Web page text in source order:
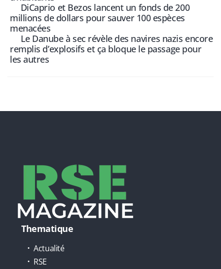
DiCaprio et Bezos lancent un fonds de 200
millions de dollars pour sauver 100 espèces
menacées
Le Danube à sec révèle des navires nazis encore
remplis d’explosifs et ça bloque le passage pour
les autres
Thematique
Actualité
RSE